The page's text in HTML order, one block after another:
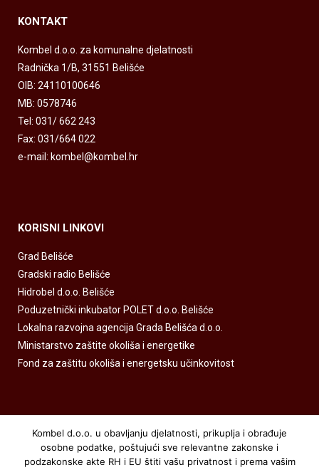
KONTAKT
Kombel d.o.o. za komunalne djelatnosti
Radnička 1/B, 31551 Belišće
OIB: 24110100646
MB: 0578746
Tel: 031/ 662 243
Fax: 031/664 022
e-mail: kombel@kombel.hr
KORISNI LINKOVI
Grad Belišće
Gradski radio Belišće
Hidrobel d.o.o. Belišće
Poduzetnički inkubator POLET d.o.o. Belišće
Lokalna razvojna agencija Grada Belišća d.o.o.
Ministarstvo zaštite okoliša i energetike
Fond za zaštitu okoliša i energetsku učinkovitost
Kombel d.o.o. u obavljanju djelatnosti, prikuplja i obrađuje
osobne podatke, poštujući sve relevantne zakonske i
podzakonske akte RH i EU štiti vašu privatnost i prema vašim